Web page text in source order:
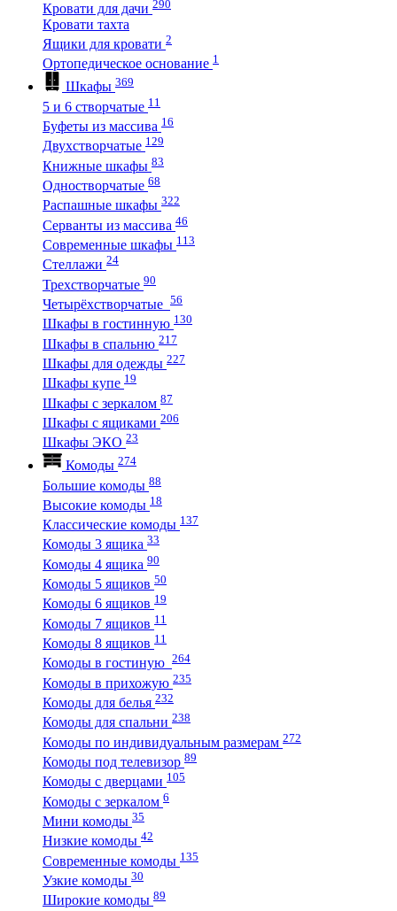
Кровати для дачи 290
Кровати тахта
Ящики для кровати 2
Ортопедическое основание 1
Шкафы 369
5 и 6 створчатые 11
Буфеты из массива 16
Двухстворчатые 129
Книжные шкафы 83
Одностворчатые 68
Распашные шкафы 322
Серванты из массива 46
Современные шкафы 113
Стеллажи 24
Трехстворчатые 90
Четырёхстворчатые 56
Шкафы в гостинную 130
Шкафы в спальню 217
Шкафы для одежды 227
Шкафы купе 19
Шкафы с зеркалом 87
Шкафы с ящиками 206
Шкафы ЭКО 23
Комоды 274
Большие комоды 88
Высокие комоды 18
Классические комоды 137
Комоды 3 ящика 33
Комоды 4 ящика 90
Комоды 5 ящиков 50
Комоды 6 ящиков 19
Комоды 7 ящиков 11
Комоды 8 ящиков 11
Комоды в гостиную 264
Комоды в прихожую 235
Комоды для белья 232
Комоды для спальни 238
Комоды по индивидуальным размерам 272
Комоды под телевизор 89
Комоды с дверцами 105
Комоды с зеркалом 6
Мини комоды 35
Низкие комоды 42
Современные комоды 135
Узкие комоды 30
Широкие комоды 89